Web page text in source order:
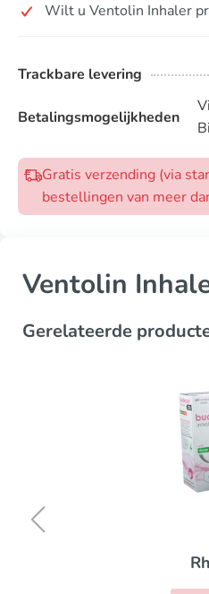
Wilt u Ventolin Inhaler
Trackbare levering
Betalingsmogelijkheden
Gratis verzending (via
bestellingen van meer
Ventolin
Gerelateerde